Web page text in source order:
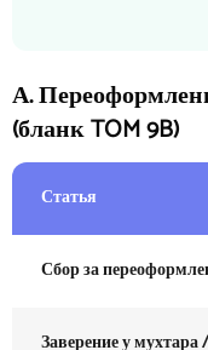
А.
(бланк TOM 9B)
Статья
Сбор за
Заверение у мухтара /